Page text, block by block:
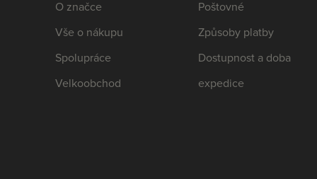
O značce
Vše o nákupu
Spolupráce
Velkoobchod
Poštovné
Způsoby platby
Dostupnost a doba
expedice